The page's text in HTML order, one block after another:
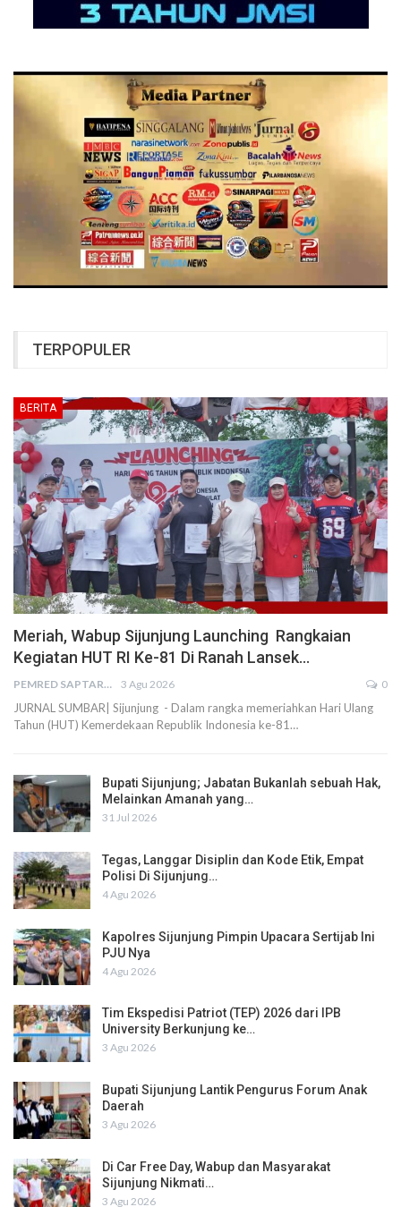
TERPOPULER
BERITA
Meriah, Wabup Sijunjung Launching Rangkaian
Kegiatan HUT RI Ke-81 Di Ranah Lansek…
PEMRED SAPTARIUS 3 Agu 2026 0
JURNAL SUMBAR| Sijunjung - Dalam rangka memeriahkan Hari Ulang
Tahun (HUT) Kemerdekaan Republik Indonesia ke-81…
Bupati Sijunjung; Jabatan Bukanlah sebuah Hak,
Melainkan Amanah yang…
31 Jul 2026
Tegas, Langgar Disiplin dan Kode Etik, Empat
Polisi Di Sijunjung…
4 Agu 2026
Kapolres Sijunjung Pimpin Upacara Sertijab Ini
PJU Nya
4 Agu 2026
Tim Ekspedisi Patriot (TEP) 2026 dari IPB
University Berkunjung ke…
3 Agu 2026
Bupati Sijunjung Lantik Pengurus Forum Anak
Daerah
3 Agu 2026
Di Car Free Day, Wabup dan Masyarakat
Sijunjung Nikmati…
3 Agu 2026